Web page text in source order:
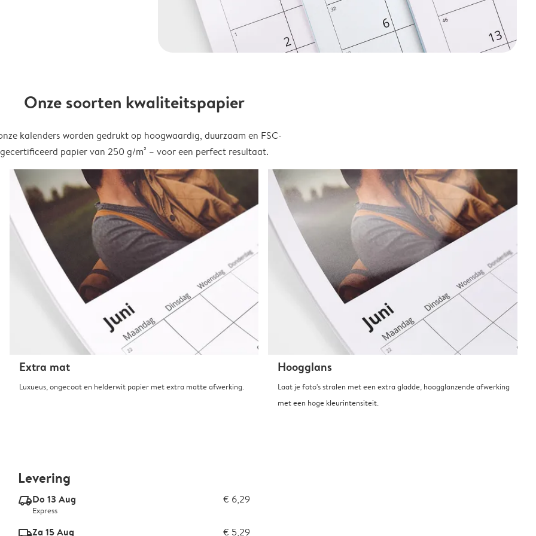
Onze soorten kwaliteitspapier
kalenders worden gedrukt op hoogwaardig, duurzaam en FSC-
gecertificeerd papier van 250 g/m² – voor een perfect resultaat.
Extra mat
Luxueus, ongecoat en helderwit papier met extra matte afwerking.
Hoogglans
Laat je foto's stralen met een extra gladde, hoogglanzende afwerking
met een hoge kleurintensiteit.
Levering
delivery_express_v2Do 13 Aug € 6,29
Express
Za 15 Aug € 5,29